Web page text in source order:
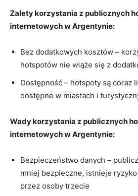
Zalety korzystania z publicznych
internetowych w Argentynie:
Bez dodatkowych kosztów –
hotspotów nie wiąże się z
Dostępność – hotspoty są coraz
dostępne w miastach i
Wady korzystania z publicznych
internetowych w Argentynie:
Bezpieczeństwo danych –
mniej bezpieczne, istnieje
przez osoby trzecie